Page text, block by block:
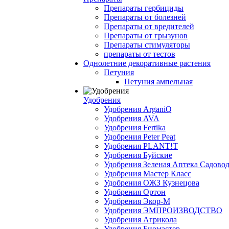
Препараты гербициды
Препараты от болезней
Препараты от вредителей
Препараты от грызунов
Препараты стимуляторы
препараты от тестов
Однолетние декоративные растения
Петуния
Петуния ампельная
Удобрения
Удобрения ArganiQ
Удобрения AVA
Удобрения Fertika
Удобрения Peter Peat
Удобрения PLANT!T
Удобрения Буйские
Удобрения Зеленая Аптека
Удобрения Мастер Класс
Удобрения ОЖЗ Кузнецова
Удобрения Ортон
Удобрения Экор-М
Удобрения ЭМПРОИЗВОДСТВО
Удобрения Агрикола